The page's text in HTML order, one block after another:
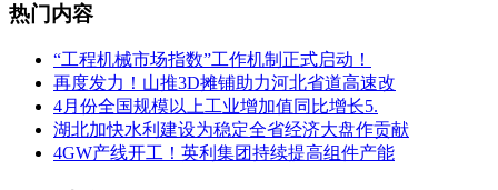
热门内容
“工程机械市场指数”工作机制正式启动！
再度发力！山推3D摊铺助力河北省道高速改
4月份全国规模以上工业增加值同比增长5.
湖北加快水利建设为稳定全省经济大盘作贡献
4GW产线开工！英利集团持续提高组件产能